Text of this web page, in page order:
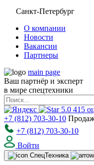
Санкт-Петербург
О компании
Новости
Вакансии
Партнеры
main page
Ваш партнёр и эксперт
в мире спецтехники
5.0 415
+7 (812) 703-30-10
+7 (812) 703-30-10
Войти
СпецТехника